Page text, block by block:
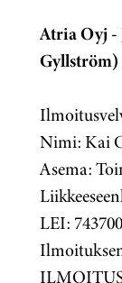
Atria Oyj
Gyllström)
Nimi: Kai
Asema:
LEI: